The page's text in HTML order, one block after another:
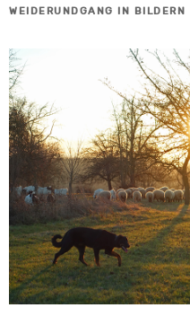
WEIDERUNDGANG IN BILDERN